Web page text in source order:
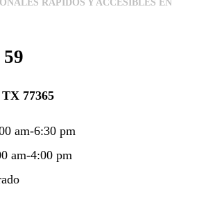
RÁPIDOS Y ACCESIBLES EN
77365
am-6:30 pm
am-4:00 pm